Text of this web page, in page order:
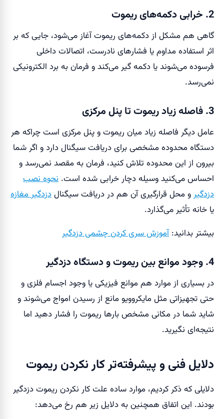
2. خرابی دکمه‌های ریموت
گاهی هم مشکل از دکمه‌های ریموت آغاز می‌شود، جایی که بر
اثر استفاده مداوم یا فشارهای نادرست، اتصالات داخلی
فرسوده می‌شوند یا دکمه گیر می‌کند و فرمان به برد الکترونیکی
نمی‌رسد.
3. فاصله زیاد ریموت تا پنل مرکزی
عامل دیگر فاصله زیاد میان ریموت و پنل مرکزی است چراکه هر
دستگاه محدوده مشخصی برای دریافت سیگنال دارد و اگر شما
بیرون از این محدوده تلاش کنید، فرمان به مقصد نمی‌رسد و
احساس می‌کنید وسیله دچار خرابی شده است. نحوه نصب
دزدگیرو محل قرارگیری آن هم در دریافت سیگنالدزدگیر مغازه
یا خانه تأثیر می‌گذارد.
بیشتر بدانید:آموزش سری کردن چشمی دزدگیر
4. وجود موانع بین ریموت و دستگاه دزدگیر
در بسیاری از موارد هم موانع فیزیکی یا وجود اجسام فلزی و
حتی تجهیزاتی مثل مایکروویو مانع از رسیدن امواج می‌شوند و
شاید شما در مکانی مشخص بارها ریموت را فشار دهید اما
نتیجه‌ای نگیرید.
دلایل فنی و پیشرفته‌تر کار نکردن ریموت
دلایلی که ذکر کردیم، موارد ساده علت کار نکردن ریموت دزدگیر
بودند. این اتفاق همچنین به دلایل زیر هم رخ می‌دهد: